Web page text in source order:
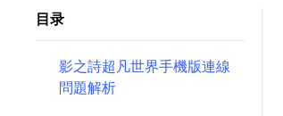
目录
影之詩超凡世界手機版連線
問題解析